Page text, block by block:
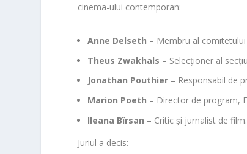
cinema-ului contemporan:
Anne Delseth – Membru al
Theus Zwakhals – Selecționer al
Jonathan Pouthier – Responsabil de
Marion Poeth – Director de program,
Ileana Bîrsan – Critic și jurnalist de film.
Juriul a decis: